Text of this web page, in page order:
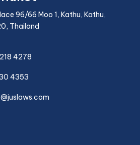
96/66 Moo 1, Kathu, Kathu,
Thailand
4278
4353